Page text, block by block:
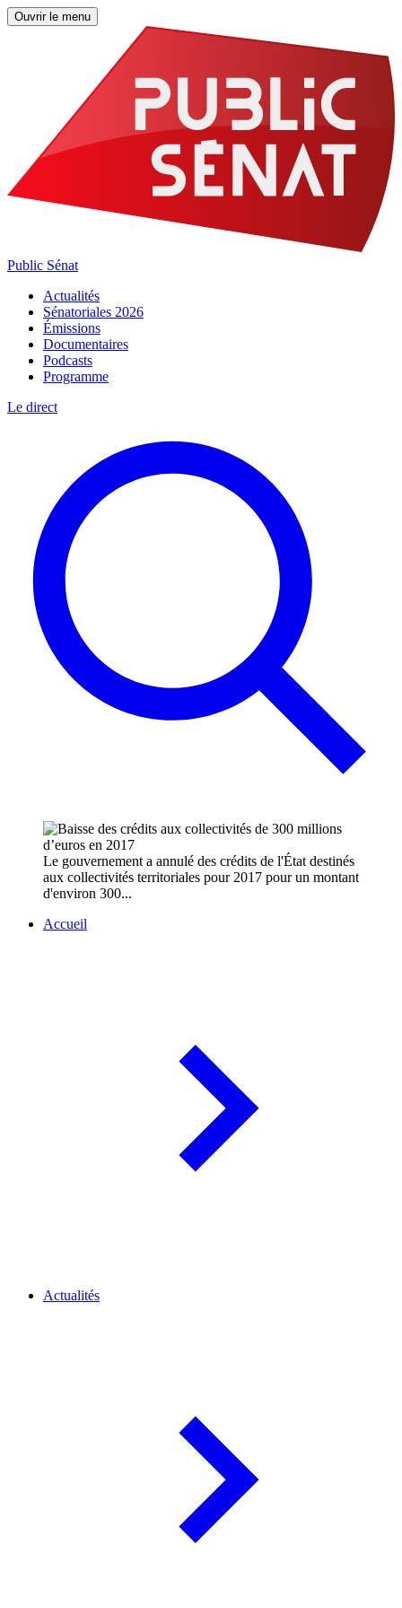
Ouvrir le menu
Public Sénat
Actualités
Sénatoriales 2026
Émissions
Documentaires
Podcasts
Programme
Le direct
Le gouvernement a annulé des crédits de l'État destinés
aux collectivités territoriales pour 2017 pour un montant
d'environ 300...
Accueil
Actualités